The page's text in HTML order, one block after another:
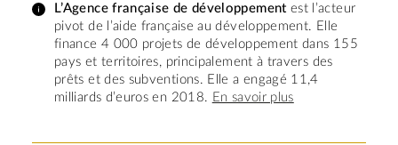
L’Agence française de développementest l’acteur
pivot de l’aide française au développement. Elle
finance 4 000 projets de développement dans 155
pays et territoires, principalement à travers des
prêts et des subventions. Elle a engagé 11,4
milliards d’euros en 2018. En savoir plus